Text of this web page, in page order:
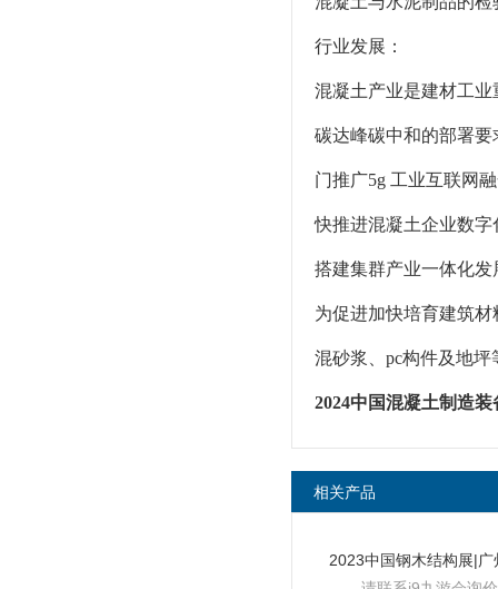
行业发展：
混凝土产业是建材工
碳达峰碳中和的部署
门推广5g 工业互联网
快推进混凝土企业数
搭建集群产业一体化发
为促进加快培育建筑
混砂浆、pc构件及地
2024中国混凝土制造
相关产品